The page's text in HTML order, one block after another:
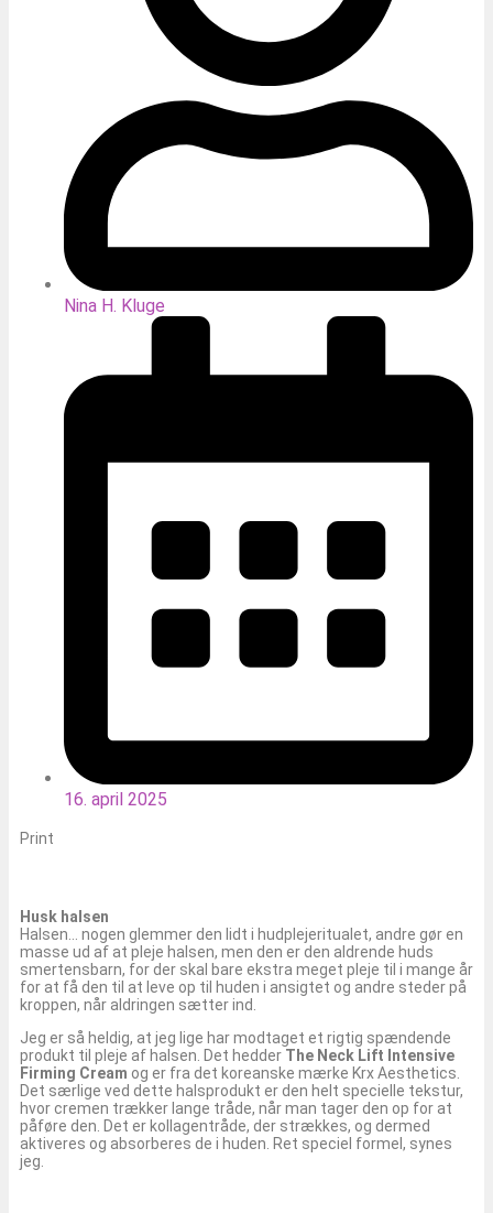
Nina H. Kluge
16. april 2025
Print
Husk halsen
Halsen… nogen glemmer den lidt i hudplejeritualet, andre gør en
masse ud af at pleje halsen, men den er den aldrende huds
smertensbarn, for der skal bare ekstra meget pleje til i mange år
for at få den til at leve op til huden i ansigtet og andre steder på
kroppen, når aldringen sætter ind.
Jeg er så heldig, at jeg lige har modtaget et rigtig spændende
produkt til pleje af halsen. Det hedder The Neck Lift Intensive
Firming Cream og er fra det koreanske mærke Krx Aesthetics.
Det særlige ved dette halsprodukt er den helt specielle tekstur,
hvor cremen trækker lange tråde, når man tager den op for at
påføre den. Det er kollagentråde, der strækkes, og dermed
aktiveres og absorberes de i huden. Ret speciel formel, synes
jeg.